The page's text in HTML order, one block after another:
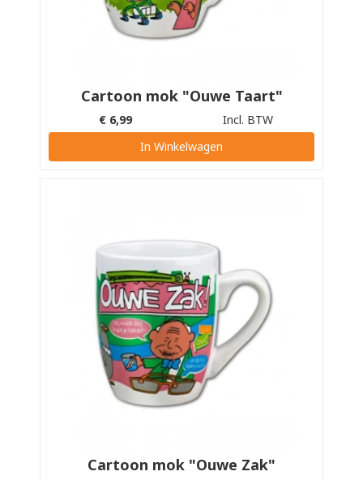
Cartoon mok "Ouwe Taart"
€ 6,99
Incl. BTW
In Winkelwagen
Cartoon mok "Ouwe Zak"